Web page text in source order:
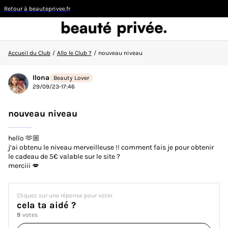
Retour à beauteprivee.fr
Visiteur
👋Nouvelle sur la communauté ?
faire vos premiers pas ici !
ACCUEIL DU CLUB
ACTUALITÉS
Accueil du Club / Allo le Club ? / nouveau niveau
Ilona
Beauty Lover
29/09/23-17:46
nouveau niveau
hello 🫶🏼
j’ai obtenu le niveau merveilleuse !! comment fais je pour obtenir
le cadeau de 5€ valable sur le site ?
merciii 💋
Cliquez sur une réponse pour voter
cela ta aidé ?
9 votes